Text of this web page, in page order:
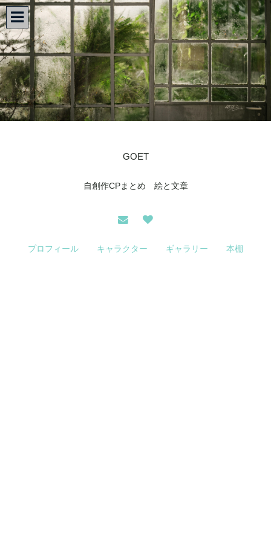
GOET
自創作CPまとめ 絵と文章
プロフィール キャラクター ギャラリー 本棚